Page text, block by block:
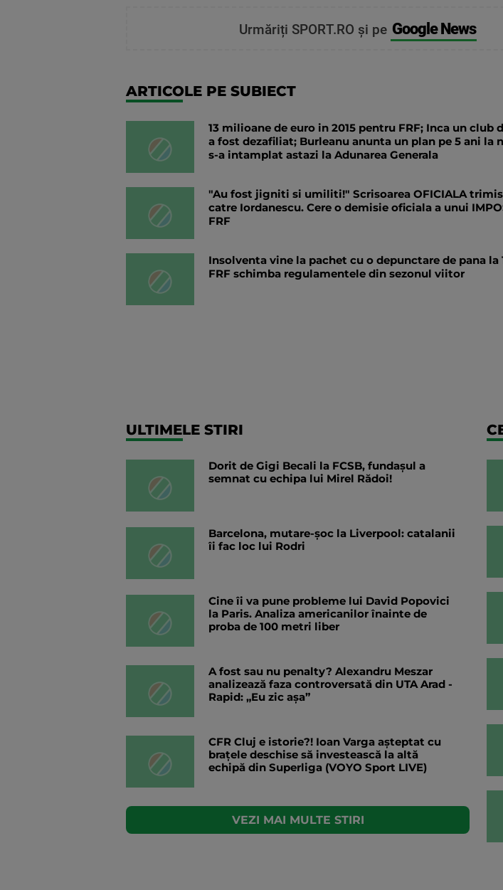
Urmăriți SPORT.RO și pe Google News
ARTICOLE PE SUBIECT
13 milioane de euro in 2015 pentru FRF; Inca un club
a fost dezafiliat; Burleanu anunta un plan pe 5 ani la
s-a intamplat astazi la Adunarea Generala
"Au fost jigniti si umiliti!" Scrisoarea OFICIALA
catre Iordanescu. Cere o demisie oficiala a unui
FRF
Insolventa vine la pachet cu o depunctare de pana la
FRF schimba regulamentele din sezonul viitor
ULTIMELE STIRI
Dorit de Gigi Becali la FCSB, fundașul a
semnat cu echipa lui Mirel Rădoi!
Barcelona, mutare-șoc la Liverpool: catalanii
îi fac loc lui Rodri
Cine îi va pune probleme lui David Popovici
la Paris. Analiza americanilor înainte de
proba de 100 metri liber
A fost sau nu penalty? Alexandru Meszar
analizează faza controversată din UTA Arad -
Rapid: „Eu zic așa”
CFR Cluj e istorie?! Ioan Varga așteptat cu
brațele deschise să investească la altă
echipă din Superliga (VOYO Sport LIVE)
VEZI MAI MULTE STIRI